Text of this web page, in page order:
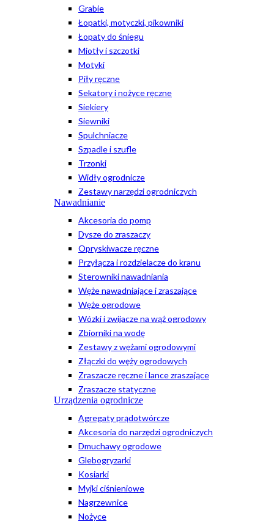
Grabie
Łopatki, motyczki, pikowniki
Łopaty do śniegu
Miotły i szczotki
Motyki
Piły ręczne
Sekatory i nożyce ręczne
Siekiery
Siewniki
Spulchniacze
Szpadle i szufle
Trzonki
Widły ogrodnicze
Zestawy narzędzi ogrodniczych
Nawadnianie
Akcesoria do pomp
Dysze do zraszaczy
Opryskiwacze ręczne
Przyłącza i rozdzielacze do kranu
Sterowniki nawadniania
Węże nawadniające i zraszające
Węże ogrodowe
Wózki i zwijacze na wąż ogrodowy
Zbiorniki na wodę
Zestawy z wężami ogrodowymi
Złączki do węży ogrodowych
Zraszacze ręczne i lance zraszające
Zraszacze statyczne
Urządzenia ogrodnicze
Agregaty prądotwórcze
Akcesoria do narzędzi ogrodniczych
Dmuchawy ogrodowe
Glebogryzarki
Kosiarki
Myjki ciśnieniowe
Nagrzewnice
Nożyce